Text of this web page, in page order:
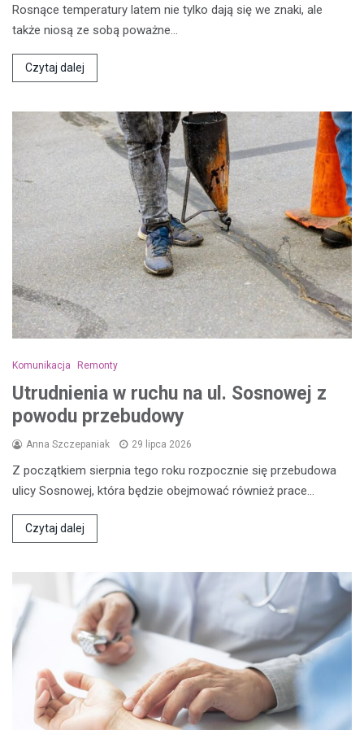
Rosnące temperatury latem nie tylko dają się we znaki, ale
także niosą ze sobą poważne…
Czytaj dalej
Komunikacja Remonty
Utrudnienia w ruchu na ul. Sosnowej z
powodu przebudowy
Anna Szczepaniak 29 lipca 2026
Z początkiem sierpnia tego roku rozpocznie się przebudowa
ulicy Sosnowej, która będzie obejmować również prace…
Czytaj dalej